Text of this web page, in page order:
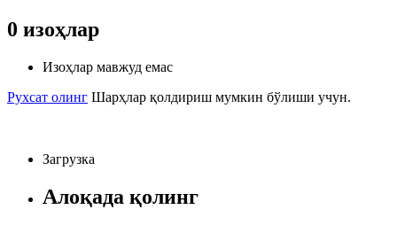
0 изоҳлар
Изоҳлар мавжуд емас
Рухсат олинг Шарҳлар қолдириш мумкин бўлиши учун.
Загрузка
Алоқада қолинг